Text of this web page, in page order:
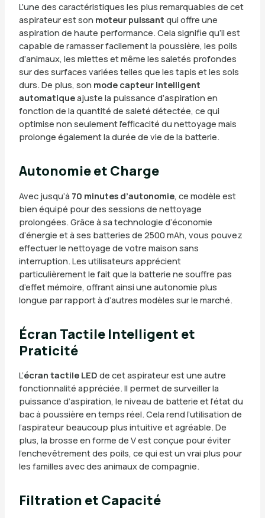
L’une des caractéristiques les plus remarquables de cet
aspirateur est son moteur puissant qui offre une
aspiration de haute performance. Cela signifie qu’il est
capable de ramasser facilement la poussière, les poils
d’animaux, les miettes et même les saletés profondes
sur des surfaces variées telles que les tapis et les sols
durs. De plus, son mode capteur intelligent
automatiqueajuste la puissance d’aspiration en
fonction de la quantité de saleté détectée, ce qui
optimise non seulement l’efficacité du nettoyage mais
prolonge également la durée de vie de la batterie.
Autonomie et Charge
Avec jusqu’à 70 minutes d’autonomie, ce modèle est
bien équipé pour des sessions de nettoyage
prolongées. Grâce à sa technologie d’économie
d’énergie et à ses batteries de 2500 mAh, vous pouvez
effectuer le nettoyage de votre maison sans
interruption. Les utilisateurs apprécient
particulièrement le fait que la batterie ne souffre pas
d’effet mémoire, offrant ainsi une autonomie plus
longue par rapport à d’autres modèles sur le marché.
Écran Tactile Intelligent et
Praticité
L’écran tactile LED de cet aspirateur est une autre
fonctionnalité appréciée. Il permet de surveiller la
puissance d’aspiration, le niveau de batterie et l’état du
bac à poussière en temps réel. Cela rend l’utilisation de
l’aspirateur beaucoup plus intuitive et agréable. De
plus, la brosse en forme de V est conçue pour éviter
l’enchevêtrement des poils, ce qui est un vrai plus pour
les familles avec des animaux de compagnie.
Filtration et Capacité